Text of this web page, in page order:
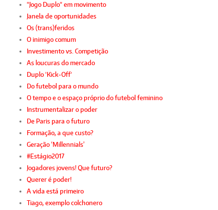
"Jogo Duplo" em movimento
Janela de oportunidades
Os (trans)feridos
O inimigo comum
Investimento vs. Competição
As loucuras do mercado
Duplo 'Kick-Off'
Do futebol para o mundo
O tempo e o espaço próprio do futebol feminino
Instrumentalizar o poder
De Paris para o futuro
Formação, a que custo?
Geração ‘Millennials’
#Estágio2017
Jogadores jovens! Que futuro?
Querer é poder!
A vida está primeiro
Tiago, exemplo colchonero